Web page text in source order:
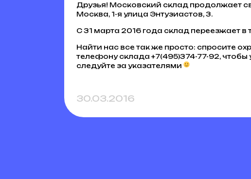
Друзья! Московский склад продолжает
Москва, 1-я улица Энтузиастов, 3.
С 31 марта 2016 года склад переезжает в
Найти нас все так же просто: спросите
телефону склада +7(495)374-77-92, чтобы
следуйте за указателями
30.03.2016